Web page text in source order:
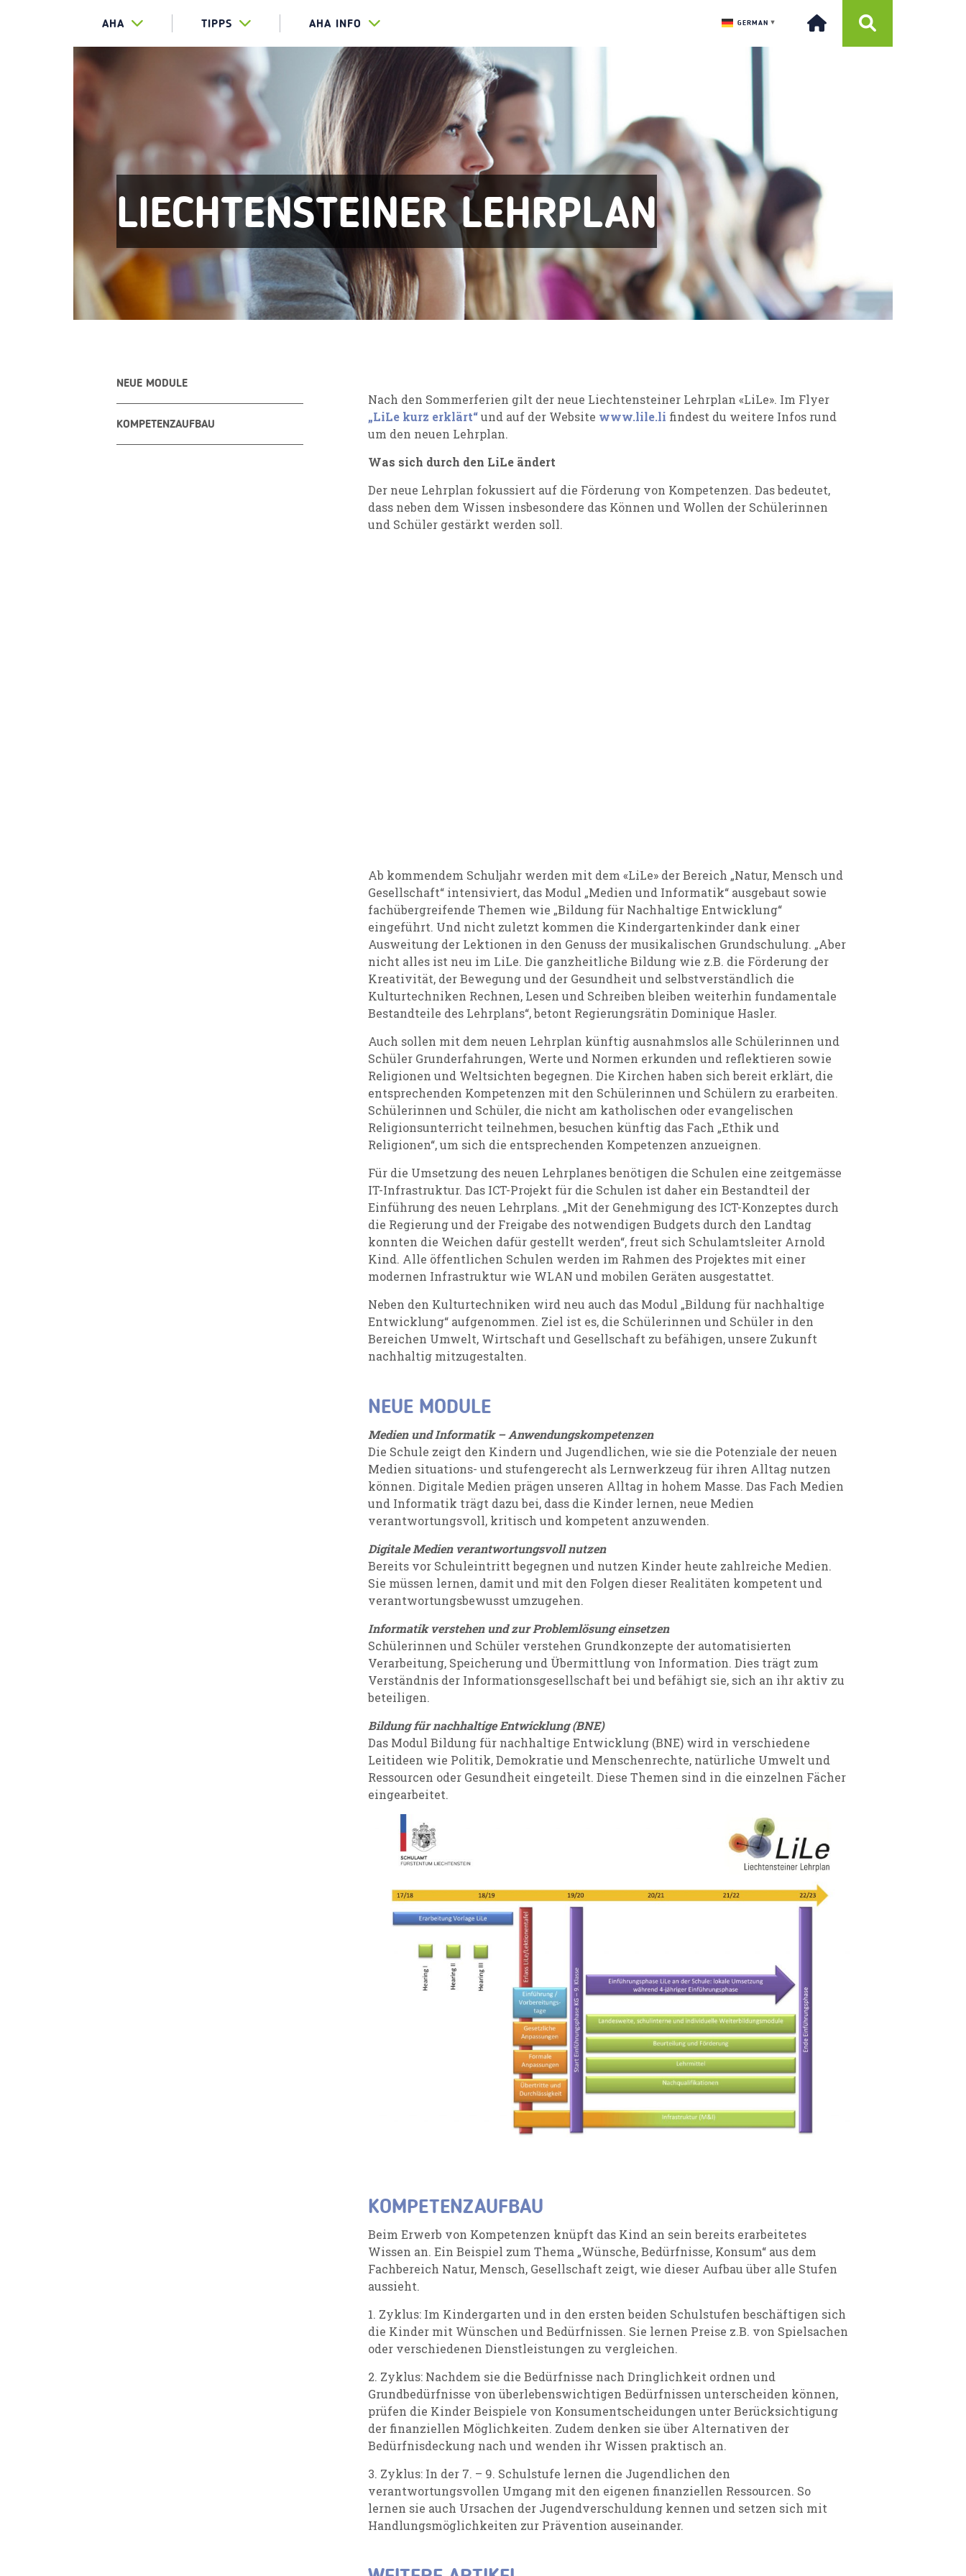
AHA TIPPS AHA INFO GERMAN ▼
LIECHTENSTEINER LEHRPLAN
NEUE MODULE
KOMPETENZAUFBAU
Nach den Sommerferien gilt der neue Liechtensteiner Lehrplan «LiLe». Im Flyer
„LiLe kurz erklärt“und auf der Website www.lile.li findest du weitere Infos rund
um den neuen Lehrplan.
Was sich durch den LiLe ändert
Der neue Lehrplan fokussiert auf die Förderung von Kompetenzen. Das bedeutet,
dass neben dem Wissen insbesondere das Können und Wollen der Schülerinnen
und Schüler gestärkt werden soll.
Ab kommendem Schuljahr werden mit dem «LiLe» der Bereich „Natur, Mensch und
Gesellschaft“ intensiviert, das Modul „Medien und Informatik“ ausgebaut sowie
fachübergreifende Themen wie „Bildung für Nachhaltige Entwicklung“
eingeführt. Und nicht zuletzt kommen die Kindergartenkinder dank einer
Ausweitung der Lektionen in den Genuss der musikalischen Grundschulung. „Aber
nicht alles ist neu im LiLe. Die ganzheitliche Bildung wie z.B. die Förderung der
Kreativität, der Bewegung und der Gesundheit und selbstverständlich die
Kulturtechniken Rechnen, Lesen und Schreiben bleiben weiterhin fundamentale
Bestandteile des Lehrplans“, betont Regierungsrätin Dominique Hasler.
Auch sollen mit dem neuen Lehrplan künftig ausnahmslos alle Schülerinnen und
Schüler Grunderfahrungen, Werte und Normen erkunden und reflektieren sowie
Religionen und Weltsichten begegnen. Die Kirchen haben sich bereit erklärt, die
entsprechenden Kompetenzen mit den Schülerinnen und Schülern zu erarbeiten.
Schülerinnen und Schüler, die nicht am katholischen oder evangelischen
Religionsunterricht teilnehmen, besuchen künftig das Fach „Ethik und
Religionen“, um sich die entsprechenden Kompetenzen anzueignen.
Für die Umsetzung des neuen Lehrplanes benötigen die Schulen eine zeitgemässe
IT-Infrastruktur. Das ICT-Projekt für die Schulen ist daher ein Bestandteil der
Einführung des neuen Lehrplans. „Mit der Genehmigung des ICT-Konzeptes durch
die Regierung und der Freigabe des notwendigen Budgets durch den Landtag
konnten die Weichen dafür gestellt werden“, freut sich Schulamtsleiter Arnold
Kind. Alle öffentlichen Schulen werden im Rahmen des Projektes mit einer
modernen Infrastruktur wie WLAN und mobilen Geräten ausgestattet.
Neben den Kulturtechniken wird neu auch das Modul „Bildung für nachhaltige
Entwicklung“ aufgenommen. Ziel ist es, die Schülerinnen und Schüler in den
Bereichen Umwelt, Wirtschaft und Gesellschaft zu befähigen, unsere Zukunft
nachhaltig mitzugestalten.
NEUE MODULE
Medien und Informatik – Anwendungskompetenzen
Die Schule zeigt den Kindern und Jugendlichen, wie sie die Potenziale der neuen
Medien situations- und stufengerecht als Lernwerkzeug für ihren Alltag nutzen
können. Digitale Medien prägen unseren Alltag in hohem Masse. Das Fach Medien
und Informatik trägt dazu bei, dass die Kinder lernen, neue Medien
verantwortungsvoll, kritisch und kompetent anzuwenden.
Digitale Medien verantwortungsvoll nutzen
Bereits vor Schuleintritt begegnen und nutzen Kinder heute zahlreiche Medien.
Sie müssen lernen, damit und mit den Folgen dieser Realitäten kompetent und
verantwortungsbewusst umzugehen.
Informatik verstehen und zur Problemlösung einsetzen
Schülerinnen und Schüler verstehen Grundkonzepte der automatisierten
Verarbeitung, Speicherung und Übermittlung von Information. Dies trägt zum
Verständnis der Informationsgesellschaft bei und befähigt sie, sich an ihr aktiv zu
beteiligen.
Bildung für nachhaltige Entwicklung (BNE)
Das Modul Bildung für nachhaltige Entwicklung (BNE) wird in verschiedene
Leitideen wie Politik, Demokratie und Menschenrechte, natürliche Umwelt und
Ressourcen oder Gesundheit eingeteilt. Diese Themen sind in die einzelnen Fächer
eingearbeitet.
KOMPETENZAUFBAU
Beim Erwerb von Kompetenzen knüpft das Kind an sein bereits erarbeitetes
Wissen an. Ein Beispiel zum Thema „Wünsche, Bedürfnisse, Konsum“ aus dem
Fachbereich Natur, Mensch, Gesellschaft zeigt, wie dieser Aufbau über alle Stufen
aussieht.
1. Zyklus: Im Kindergarten und in den ersten beiden Schulstufen beschäftigen sich
die Kinder mit Wünschen und Bedürfnissen. Sie lernen Preise z.B. von Spielsachen
oder verschiedenen Dienstleistungen zu vergleichen.
2. Zyklus: Nachdem sie die Bedürfnisse nach Dringlichkeit ordnen und
Grundbedürfnisse von überlebenswichtigen Bedürfnissen unterscheiden können,
prüfen die Kinder Beispiele von Konsumentscheidungen unter Berücksichtigung
der finanziellen Möglichkeiten. Zudem denken sie über Alternativen der
Bedürfnisdeckung nach und wenden ihr Wissen praktisch an.
3. Zyklus: In der 7. – 9. Schulstufe lernen die Jugendlichen den
verantwortungsvollen Umgang mit den eigenen finanziellen Ressourcen. So
lernen sie auch Ursachen der Jugendverschuldung kennen und setzen sich mit
Handlungsmöglichkeiten zur Prävention auseinander.